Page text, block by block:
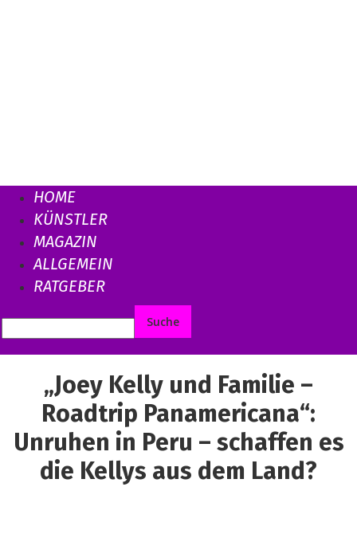
HOME
KÜNSTLER
MAGAZIN
ALLGEMEIN
RATGEBER
„Joey Kelly und Familie –
Roadtrip Panamericana“:
Unruhen in Peru – schaffen es
die Kellys aus dem Land?